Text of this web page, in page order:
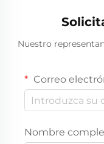
Nuestro
Correo
Nombre